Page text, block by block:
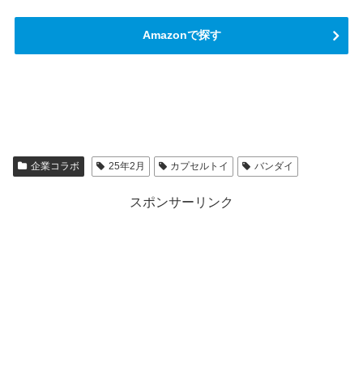
Amazonで探す
企業コラボ 25年2月 カプセルトイ バンダイ
スポンサーリンク